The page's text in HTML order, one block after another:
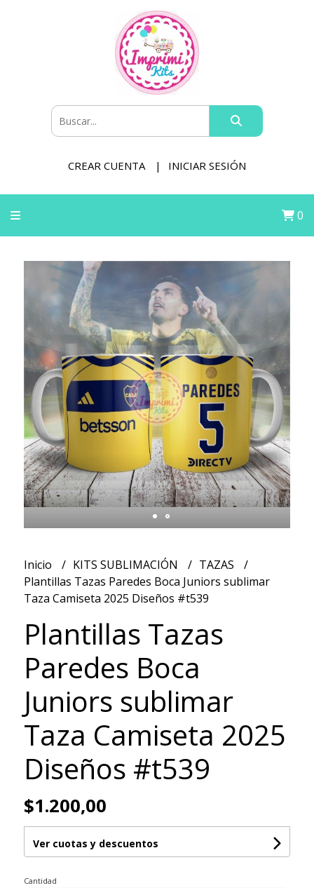
CREAR CUENTA INICIAR SESIÓN
0
Inicio KITS SUBLIMACIÓN
TAZAS
Plantillas Tazas Paredes Boca Juniors sublimar
Taza Camiseta 2025 Diseños #t539
Plantillas Tazas
Paredes Boca
Juniors sublimar
Taza Camiseta 2025
Diseños #t539
$1.200,00
Ver cuotas y descuentos
Cantidad